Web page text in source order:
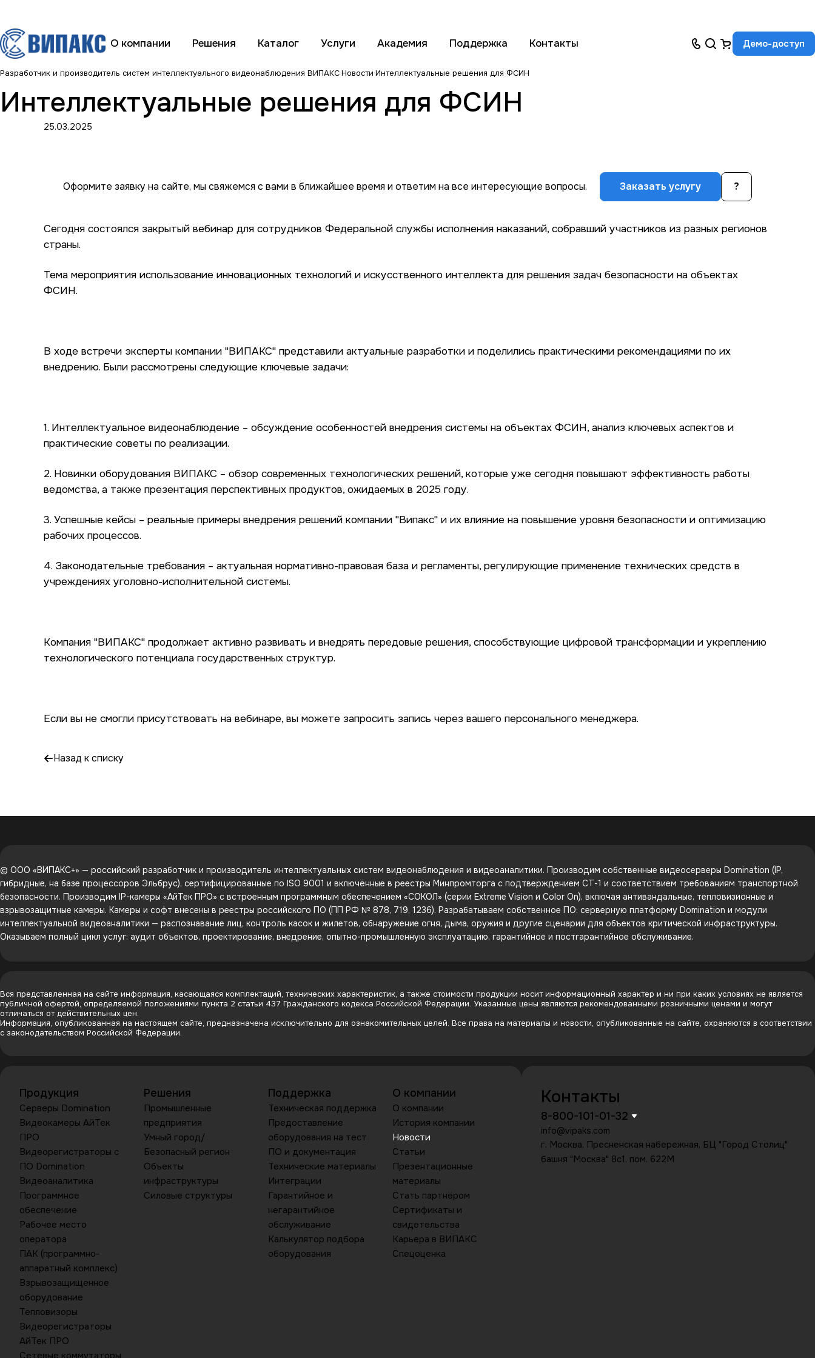
О компании Решения Каталог Услуги Академия Поддержка Контакты Демо-доступ
Разработчик и производитель систем интеллектуального видеонаблюдения ВИПАКСНовости Интеллектуальные решения для ФСИН
Интеллектуальные решения для ФСИН
25.03.2025
Оформите заявку на сайте, мы свяжемся с вами в ближайшее время и ответим на все интересующие вопросы. Заказать услугу ?
Сегодня состоялся закрытый вебинар для сотрудников Федеральной службы исполнения наказаний, собравший участников из разных регионов
страны.
Тема мероприятия использование инновационных технологий и искусственного интеллекта для решения задач безопасности на объектах
ФСИН.
В ходе встречи эксперты компании "ВИПАКС" представили актуальные разработки и поделились практическими рекомендациями по их
внедрению. Были рассмотрены следующие ключевые задачи:
1. Интеллектуальное видеонаблюдение – обсуждение особенностей внедрения системы на объектах ФСИН, анализ ключевых аспектов и
практические советы по реализации.
2. Новинки оборудования ВИПАКС – обзор современных технологических решений, которые уже сегодня повышают эффективность работы
ведомства, а также презентация перспективных продуктов, ожидаемых в 2025 году.
3. Успешные кейсы – реальные примеры внедрения решений компании "Випакс" и их влияние на повышение уровня безопасности и оптимизацию
рабочих процессов.
4. Законодательные требования – актуальная нормативно-правовая база и регламенты, регулирующие применение технических средств в
учреждениях уголовно-исполнительной системы.
Компания "ВИПАКС" продолжает активно развивать и внедрять передовые решения, способствующие цифровой трансформации и укреплению
технологического потенциала государственных структур.
Если вы не смогли присутствовать на вебинаре, вы можете запросить запись через вашего персонального менеджера.
Назад к списку
© ООО «ВИПАКС+» — российский разработчик и производитель интеллектуальных систем видеонаблюдения и видеоаналитики. Производим собственные видеосерверы Domination (IP,
гибридные, на базе процессоров Эльбрус), сертифицированные по ISO 9001 и включённые в реестры Минпромторга с подтверждением СТ-1 и соответствием требованиям транспортной
безопасности. Производим IP-камеры «АйТек ПРО» с встроенным программным обеспечением «СОКОЛ» (серии Extreme Vision и Color On), включая антивандальные, тепловизионные и
взрывозащитные камеры. Камеры и софт внесены в реестры российского ПО (ПП РФ № 878, 719, 1236). Разрабатываем собственное ПО: серверную платформу Domination и модули
интеллектуальной видеоаналитики — распознавание лиц, контроль касок и жилетов, обнаружение огня, дыма, оружия и другие сценарии для объектов критической инфраструктуры.
Оказываем полный цикл услуг: аудит объектов, проектирование, внедрение, опытно-промышленную эксплуатацию, гарантийное и постгарантийное обслуживание.
Вся представленная на сайте информация, касающаяся комплектаций, технических характеристик, а также стоимости продукции носит информационный характер и ни при каких условиях не является
публичной офертой, определяемой положениями пункта 2 статьи 437 Гражданского кодекса Российской Федерации. Указанные цены являются рекомендованными розничными ценами и могут
отличаться от действительных цен.
Информация, опубликованная на настоящем сайте, предназначена исключительно для ознакомительных целей. Все права на материалы и новости, опубликованные на сайте, охраняются в соответствии
с законодательством Российской Федерации.
Продукция
Серверы Domination
Видеокамеры АйТек
ПРО
Видеорегистраторы с
ПО Domination
Видеоаналитика
Программное
обеспечение
Рабочее место
оператора
ПАК (программно-
аппаратный комплекс)
Взрывозащищенное
оборудование
Тепловизоры
Видеорегистраторы
АйТек ПРО
Сетевые коммутаторы
Решения
Промышленные
предприятия
Умный город/
Безопасный регион
Объекты
инфраструктуры
Силовые структуры
Поддержка
Техническая поддержка
Предоставление
оборудования на тест
ПО и документация
Технические материалы
Интеграции
Гарантийное и
негарантийное
обслуживание
Калькулятор подбора
оборудования
О компании
О компании
История компании
Новости
Статьи
Презентационные
материалы
Стать партнёром
Сертификаты и
свидетельства
Карьера в ВИПАКС
Спецоценка
Контакты
8-800-101-01-32
info@vipaks.com
г. Москва, Пресненская набережная, БЦ "Город Столиц"
башня "Москва" 8с1, пом. 622М